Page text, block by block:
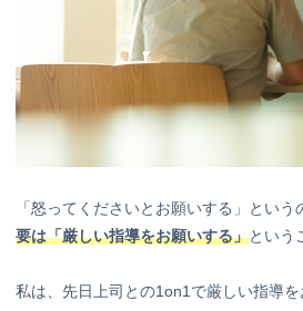
「怒ってくださいとお願いする」という
要は「厳しい指導をお願いする」という
私は、先日上司との1on1で厳しい指導を